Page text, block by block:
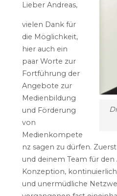
Lieber Andreas,
vielen Dank für
die Möglichkeit,
hier auch ein
paar Worte zur
Fortführung der
Angebote zur
Medienbildung
und Förderung
von
Medienkompete
nz sagen zu dürfen.
und deinem Team für den
Konzeption,
und unermüdliche